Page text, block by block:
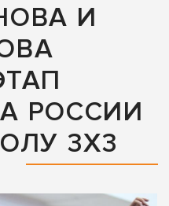
И
РОССИИ
3Х3